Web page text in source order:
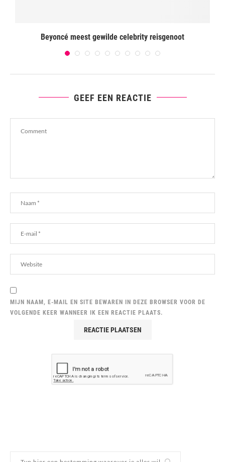
Beyoncé meest gewilde celebrity reisgenoot
GEEF EEN REACTIE
MIJN NAAM, E-MAIL EN SITE BEWAREN IN DEZE BROWSER VOOR DE
VOLGENDE KEER WANNEER IK EEN REACTIE PLAATS.